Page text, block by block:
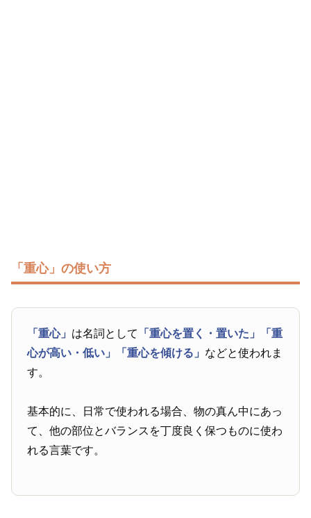
「重心」の使い方
「重心」 は名詞として 「重心を置く・置いた」
「重
心が高い・低い」
「重心を傾ける」 などと使われま
す。
基本的に、日常で使われる場合、物の真ん中にあっ
て、他の部位とバランスを丁度良く保つものに使わ
れる言葉です。